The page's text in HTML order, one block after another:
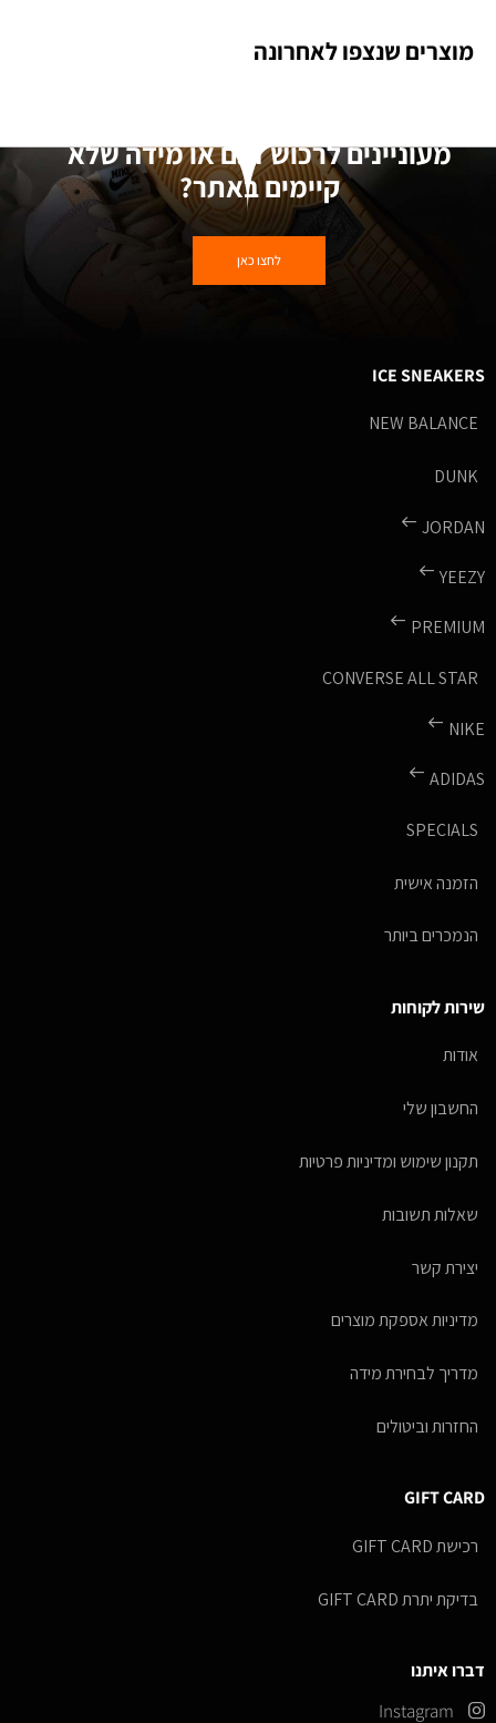
מוצרים שנצפו לאחרונה
מעוניינים לרכוש דגם או מידה שלא
קיימים באתר?
לחצו כאן
ICE SNEAKERS
NEW BALANCE
DUNK
JORDAN
YEEZY
PREMIUM
CONVERSE ALL STAR
NIKE
ADIDAS
SPECIALS
הזמנה אישית
הנמכרים ביותר
שירות לקוחות
אודות
החשבון שלי
תקנון שימוש ומדיניות פרטיות
שאלות תשובות
יצירת קשר
מדיניות אספקת מוצרים
מדריך לבחירת מידה
החזרות וביטולים
GIFT CARD
רכישת GIFT CARD
בדיקת יתרת GIFT CARD
דברו איתנו
Instagram